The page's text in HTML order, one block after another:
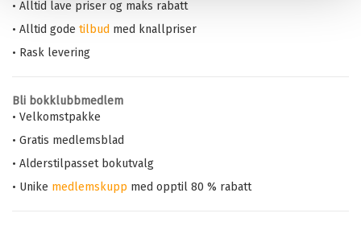
• Alltid lave priser og maks rabatt
• Alltid gode tilbud med knallpriser
• Rask levering
Bli bokklubbmedlem
• Velkomstpakke
• Gratis medlemsblad
• Alderstilpasset bokutvalg
• Unike medlemskupp med opptil 80 % rabatt